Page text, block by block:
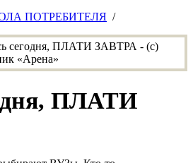
ПОТРЕБИТЕЛЯ /
ПЛАТИ